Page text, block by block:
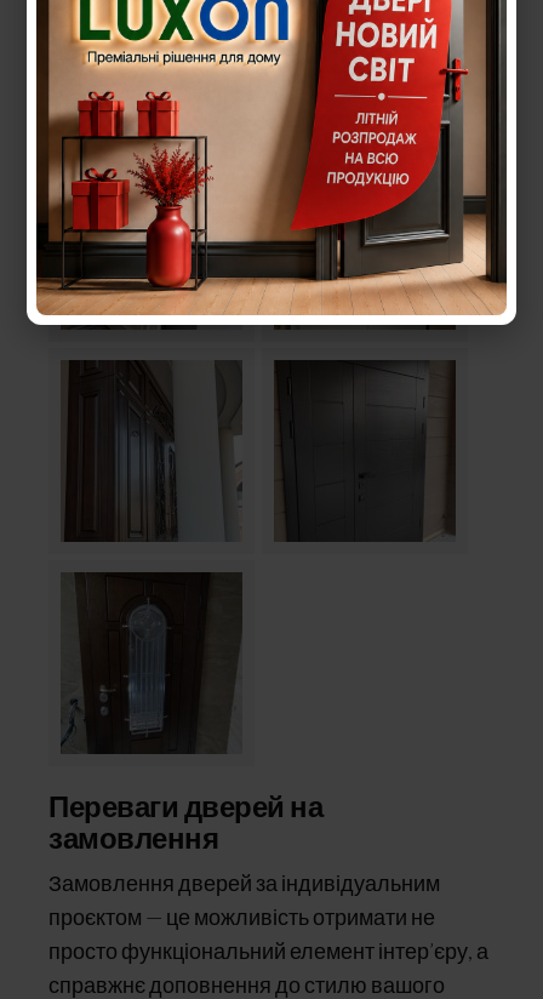
Переваги дверей на
замовлення
Замовлення дверей за індивідуальним
проєктом — це можливість отримати не
просто функціональний елемент інтер’єру, а
справжнє доповнення до стилю вашого